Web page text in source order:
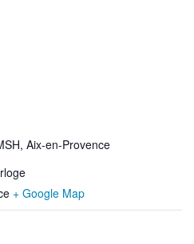
Aix-en-Provence
+ Google Map